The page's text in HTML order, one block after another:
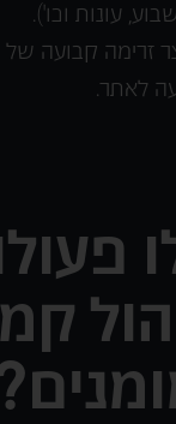
עונות וכו').
זרימה קבועה
לאתר.